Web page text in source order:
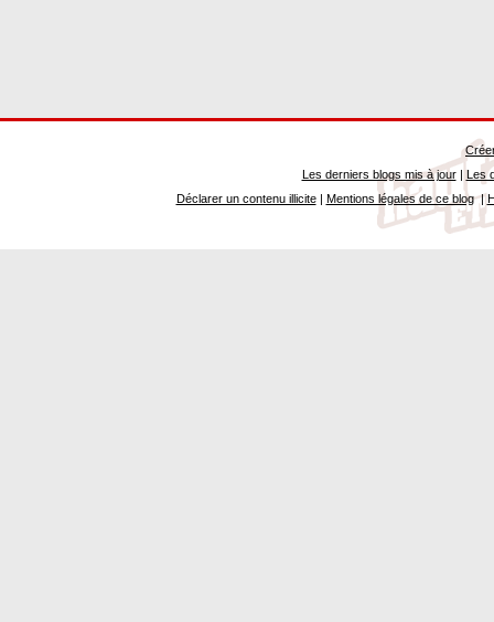
Les derniers blogs mis à jour| Les
Déclarer un contenu illicite| Mentions légales de ce blog|